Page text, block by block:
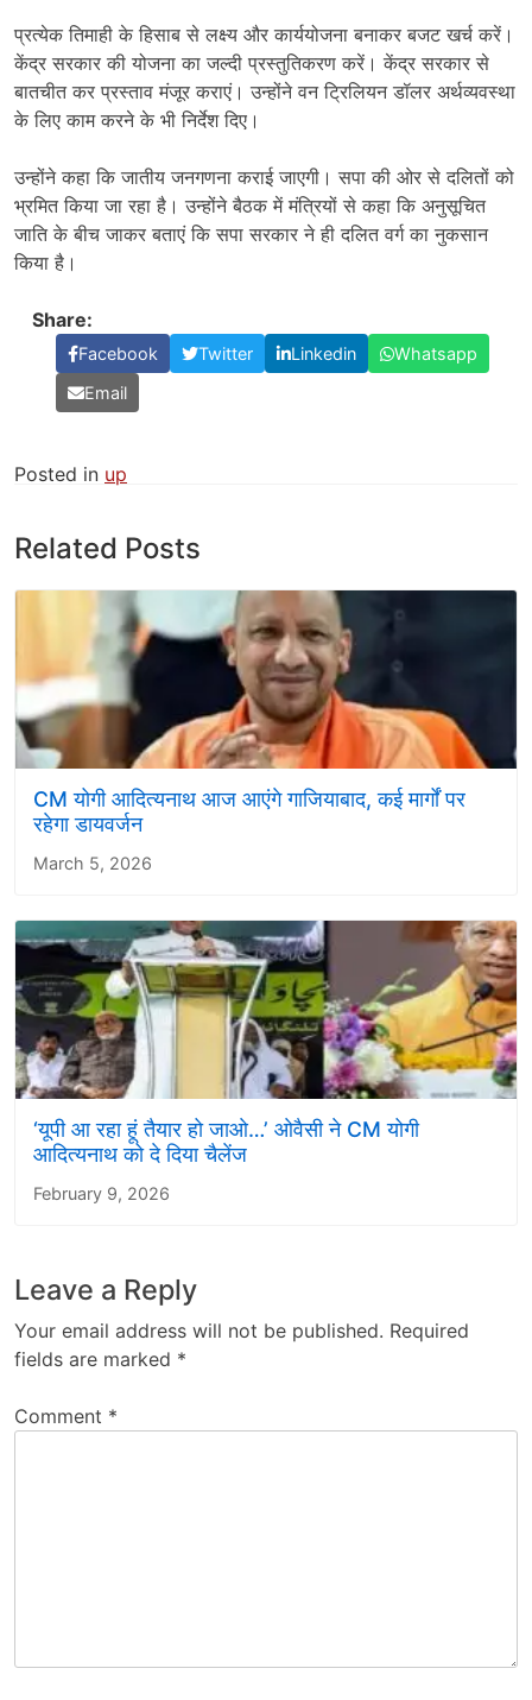
प्रत्येक तिमाही के हिसाब से लक्ष्य और कार्ययोजना बनाकर बजट खर्च करें।
केंद्र सरकार की योजना का जल्दी प्रस्तुतिकरण करें। केंद्र सरकार से
बातचीत कर प्रस्ताव मंजूर कराएं। उन्होंने वन ट्रिलियन डॉलर अर्थव्यवस्था
के लिए काम करने के भी निर्देश दिए।
उन्होंने कहा कि जातीय जनगणना कराई जाएगी। सपा की ओर से दलितों को
भ्रमित किया जा रहा है। उन्होंने बैठक में मंत्रियों से कहा कि अनुसूचित
जाति के बीच जाकर बताएं कि सपा सरकार ने ही दलित वर्ग का नुकसान
किया है।
Share:
Facebook Twitter Linkedin
Whatsapp
Email
Posted in up
Related Posts
CM योगी आदित्यनाथ आज आएंगे गाजियाबाद, कई मार्गों पर
रहेगा डायवर्जन
March 5, 2026
‘यूपी आ रहा हूं तैयार हो जाओ…’ ओवैसी ने CM योगी
आदित्यनाथ को दे दिया चैलेंज
February 9, 2026
Leave a Reply
Your email address will not be published. Required
fields are marked *
Comment *